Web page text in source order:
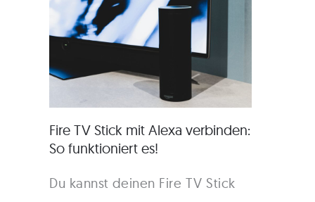
Fire TV Stick mit Alexa verbinden:
So funktioniert es!
Du kannst deinen Fire TV Stick